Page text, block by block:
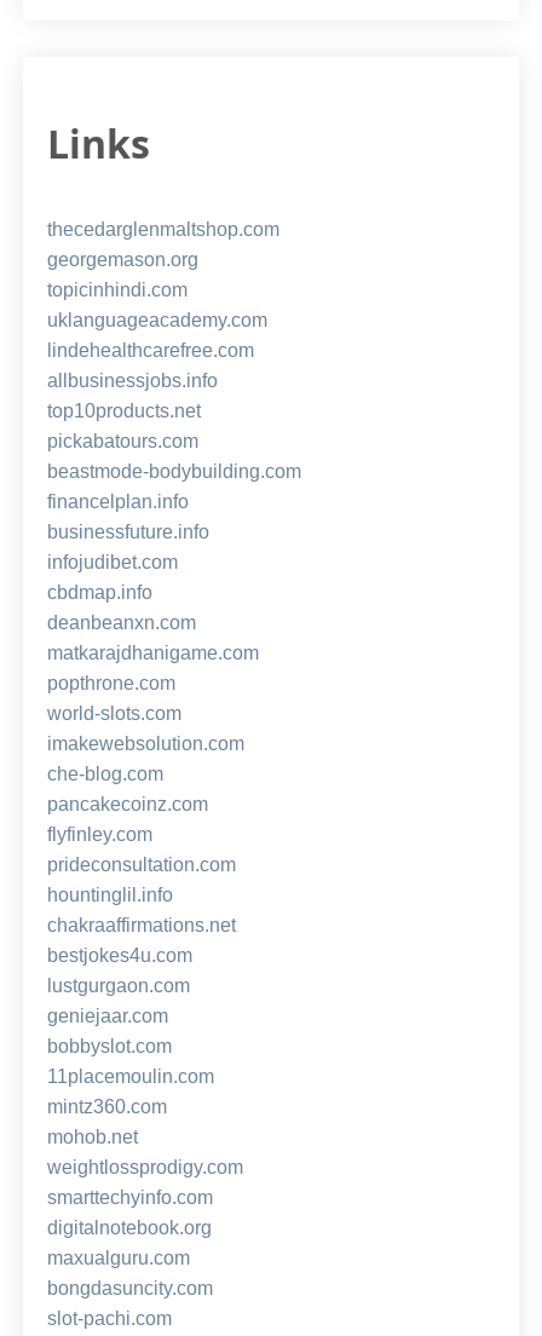
Links
thecedarglenmaltshop.com
georgemason.org
topicinhindi.com
uklanguageacademy.com
lindehealthcarefree.com
allbusinessjobs.info
top10products.net
pickabatours.com
beastmode-bodybuilding.com
financelplan.info
businessfuture.info
infojudibet.com
cbdmap.info
deanbeanxn.com
matkarajdhanigame.com
popthrone.com
world-slots.com
imakewebsolution.com
che-blog.com
pancakecoinz.com
flyfinley.com
prideconsultation.com
hountinglil.info
chakraaffirmations.net
bestjokes4u.com
lustgurgaon.com
geniejaar.com
bobbyslot.com
11placemoulin.com
mintz360.com
mohob.net
weightlossprodigy.com
smarttechyinfo.com
digitalnotebook.org
maxualguru.com
bongdasuncity.com
slot-pachi.com